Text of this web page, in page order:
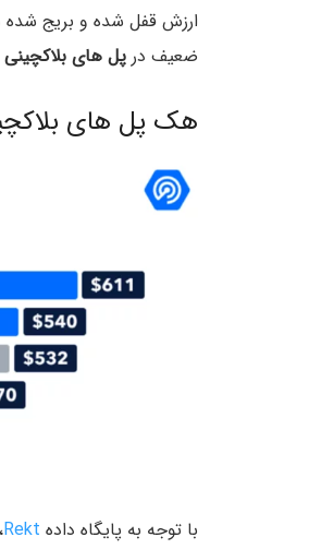
ضعیف در پل های بلاکچینی
هک پل های
با توجه به پایگاه داده Rekt